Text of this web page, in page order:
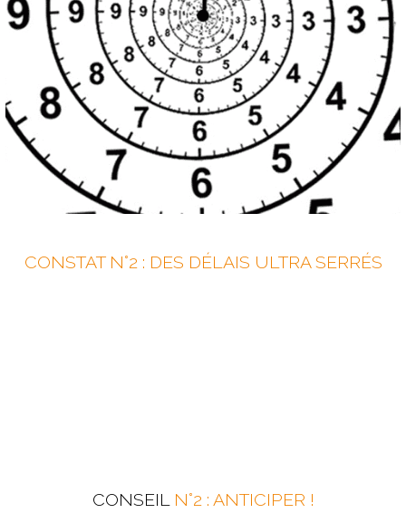
CONSTAT N°2 : DES DÉLAIS ULTRA SERRÉS
CONSEILN°2 : ANTICIPER !